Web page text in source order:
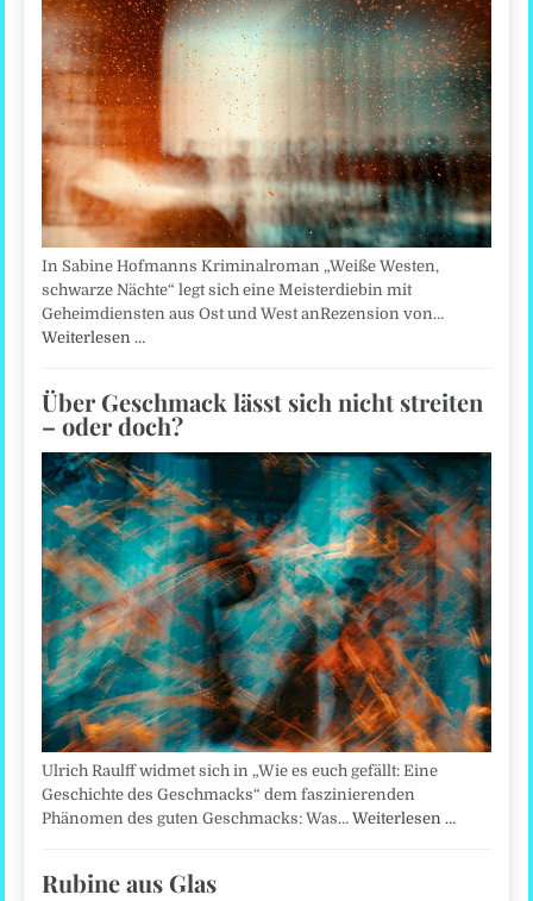
In Sabine Hofmanns Kriminalroman „Weiße Westen,
schwarze Nächte“ legt sich eine Meisterdiebin mit
Geheimdiensten aus Ost und West anRezension von…
Weiterlesen …
Über Geschmack lässt sich nicht streiten
– oder doch?
Ulrich Raulff widmet sich in „Wie es euch gefällt: Eine
Geschichte des Geschmacks“ dem faszinierenden
Phänomen des guten Geschmacks: Was…Weiterlesen …
Rubine aus Glas